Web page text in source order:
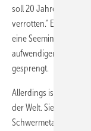
soll 20 Jahre
verrotten.“ Es könne
eine Seemine am
aufwendigen Aktion
gesprengt.
Allerdings ist mit den
der Welt. Sie bringen
Schwermetalle und